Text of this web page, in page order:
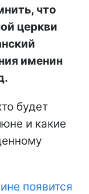
что
церкви
именин
будет
и какие
появится